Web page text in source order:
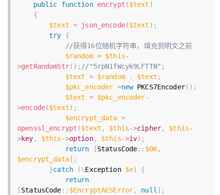
public
function encrypt ($text )
{
$text = json_encode($text ) ;
try
{
//获得16位随机字符串，填充到明文之前
$random = $this-
>getRandomStr( ) ; //"5rpN1fWcyk9LFTTN";
$text
= $random . $text ;
$pkc_encoder =new PKCS7Encoder( ) ;
$text
= $pkc_encoder-
>encode($text) ;
$encrypt_data =
openssl_encrypt ($text , $this->cipher, $this-
>key , $this ->option, $this->iv) ;
return
[StatusCode: : $OK,
$encrypt_data] ;
}catch (\Exception $e)
{
return
[StatusCode : : $EncryptAESError, null] ;